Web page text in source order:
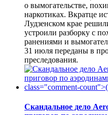
о вымогательстве,
наркотиках. Вкратце
Лудзенском крае
устроили разборку с
ранениями и
31 июля переданы в
преследования.
Скандальное дело